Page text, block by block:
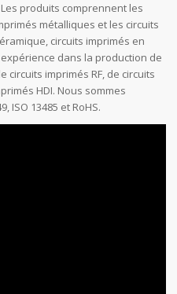
produits comprennent les
métalliques et les circuits
circuits imprimés en
expérience dans la production de
circuits imprimés RF, de circuits
HDI. Nous sommes
ISO 13485 et RoHS.